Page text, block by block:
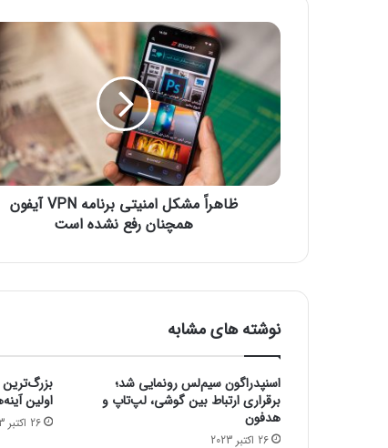
ظ
ر
م
ش
ل
ی
ر
ن
ا
م
ه‌
V
ظاهراً مشکل امنیتی برنامه‌ VPN آیفون
همچنان رفع نشده است
نوشته های مشابه
اسنپدراگون سیم‌لس رونمایی شد؛
برقراری ارتباط بین گوشی، لپ‌تاپ و
هدفون
26 اکتبر 2023
اولین
26 اکتبر 2023